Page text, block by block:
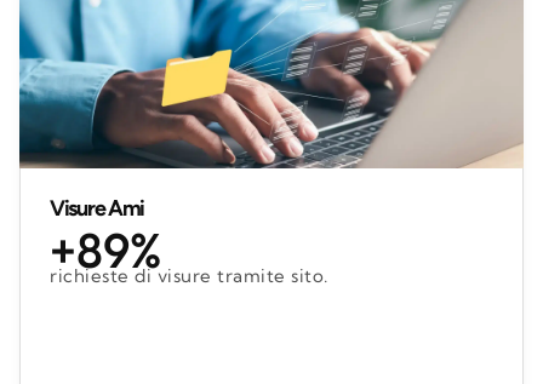
Visure Ami
+89%
richieste di visure tramite sito.